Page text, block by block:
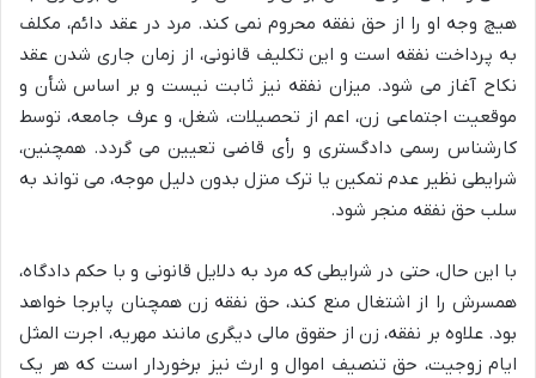
هیچ وجه او را از حق نفقه محروم نمی کند. مرد در عقد دائم، مکلف
به پرداخت نفقه است و این تکلیف قانونی، از زمان جاری شدن عقد
نکاح آغاز می شود. میزان نفقه نیز ثابت نیست و بر اساس شأن و
موقعیت اجتماعی زن، اعم از تحصیلات، شغل، و عرف جامعه، توسط
کارشناس رسمی دادگستری و رأی قاضی تعیین می گردد. همچنین،
شرایطی نظیر عدم تمکین یا ترک منزل بدون دلیل موجه، می تواند به
سلب حق نفقه منجر شود.
با این حال، حتی در شرایطی که مرد به دلایل قانونی و با حکم دادگاه،
همسرش را از اشتغال منع کند، حق نفقه زن همچنان پابرجا خواهد
بود. علاوه بر نفقه، زن از حقوق مالی دیگری مانند مهریه، اجرت المثل
ایام زوجیت، حق تنصیف اموال و ارث نیز برخوردار است که هر یک